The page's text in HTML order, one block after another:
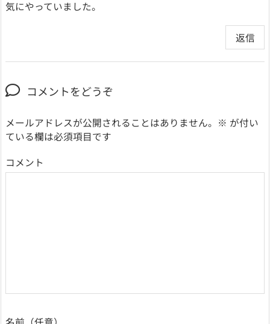
気にやっていました。
返信
コメントをどうぞ
メールアドレスが公開されることはありません。 ※ が付い
ている欄は必須項目です
コメント